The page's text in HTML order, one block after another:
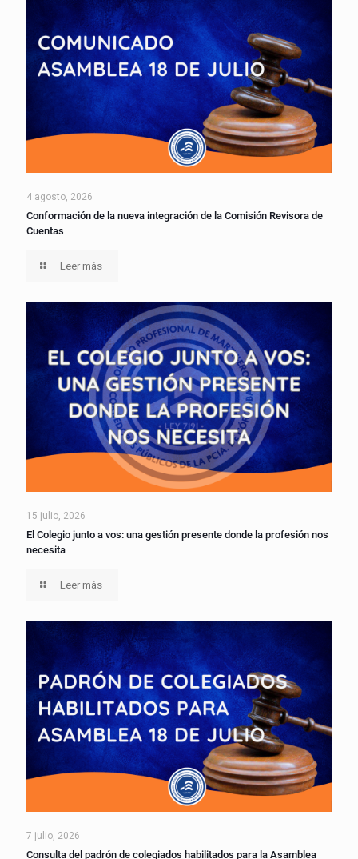
4 agosto, 2026
Conformación de la nueva integración de la Comisión Revisora de
Cuentas
Leer más
15 julio, 2026
El Colegio junto a vos: una gestión presente donde la profesión nos
necesita
Leer más
7 julio, 2026
Consulta del padrón de colegiados habilitados para la Asamblea